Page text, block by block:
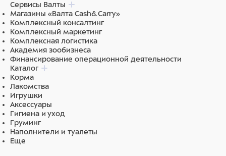
Сервисы Валты
Магазины «Валта Cash&Carry»
Комплексный консалтинг
Комплексный маркетинг
Комплексная логистика
Академия зообизнеса
Финансирование операционной деятельности
Каталог
Корма
Лакомства
Игрушки
Аксессуары
Гигиена и уход
Груминг
Наполнители и туалеты
Еще